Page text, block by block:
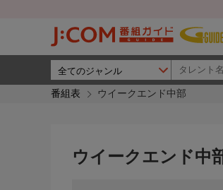
番組表 ウイークエンド中部
ウイークエンド中